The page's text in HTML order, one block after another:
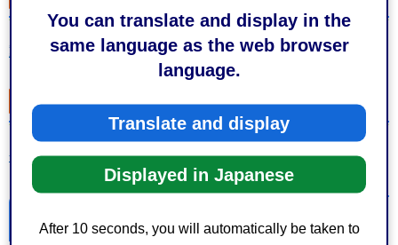
You can translate and display in the
same language as the web browser
language.
Translate and display
Displayed in Japanese
After 10 seconds, you will automatically be taken to
動画（外部サイトへリンク）
会見録
会見録（PDF：631KB）
2025年11月25日（火曜日）記者説明